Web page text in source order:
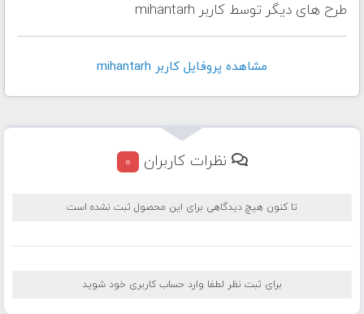
طرح های دیگر توسط کاربر mihantarh
مشاهده پروفايل کاربر mihantarh
نظرات کاربران 0
تا کنون هیچ دیدگاهی برای این محصول ثبت نشده است
برای ثبت نظر لطفا وارد حساب کاربری خود شوید